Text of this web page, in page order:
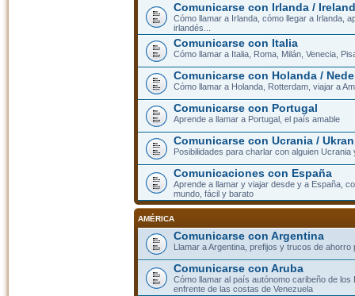
Comunicarse con Irlanda / Ireland
Cómo llamar a Irlanda, cómo llegar a Irlanda,
irlandés...
Comunicarse con Italia
Cómo llamar a Italia, Roma, Milán, Venecia,
Comunicarse con Holanda /
Cómo llamar a Holanda, Rotterdam, viajar a
Comunicarse con Portugal
Aprende a llamar a Portugal, el país amable
Comunicarse con Ucrania /
Posibilidades para charlar con alguien Ucrania
Comunicaciones con España
Aprende a llamar y viajar desde y a España,
mundo, fácil y barato
AMÉRICA
Comunicarse con Argentina
Llamar a Argentina, prefijos y trucos de ahorro
Comunicarse con Aruba
Cómo llamar al país autónomo caribeño de los
enfrente de las costas de Venezuela